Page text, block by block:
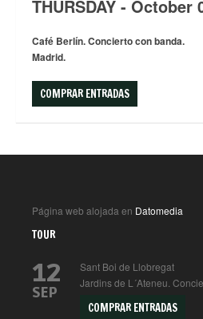
THURSDAY - October
Café Berlín. Concierto con banda.
Madrid.
COMPRAR ENTRADAS
Página web alojada en Datomedia
TOUR
12
SEP
Sant Boi de Llobregat
Jardins de L´Ateneu.
COMPRAR ENTRADAS